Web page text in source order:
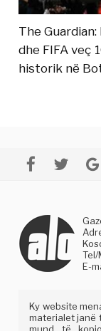
The Guardian:
dhe FIFA veç
historik në
Tel/
E-
Ky website
materialet janë